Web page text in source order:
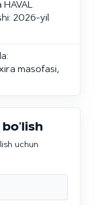
HAVAL
2026-yil
masofasi,
bo'lish
uchun